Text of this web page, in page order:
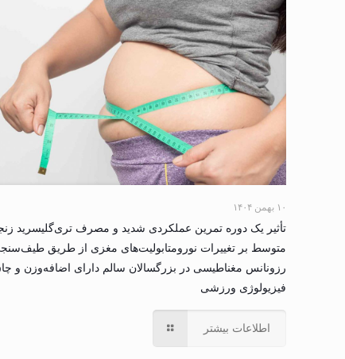
۱۰ بهمن ۱۴۰۴
تأثیر یک دوره تمرین عملکردی شدید و مصرف تری‌گلیسرید
متوسط بر تغییرات نورومتابولیت‌های مغزی از طریق
رزونانس مغناطیسی در بزرگسالان سالم دارای اضافه‌وزن و
فیزیولوژی ورزشی
اطلاعات بیشتر